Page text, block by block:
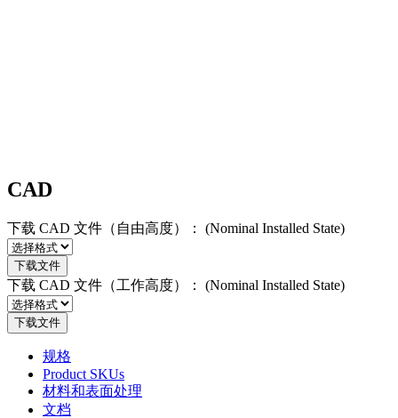
CAD
下载 CAD 文件（自由高度）： (Nominal Installed State)
下载文件
下载 CAD 文件（工作高度）： (Nominal Installed State)
下载文件
规格
Product SKUs
材料和表面处理
文档